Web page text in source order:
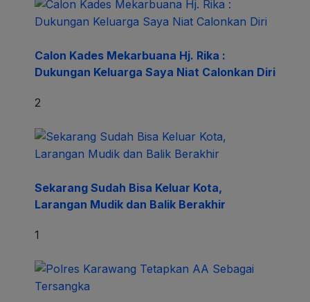
Calon Kades Mekarbuana Hj. Rika :
Dukungan Keluarga Saya Niat Calonkan Diri
2
Sekarang Sudah Bisa Keluar Kota,
Larangan Mudik dan Balik Berakhir
1